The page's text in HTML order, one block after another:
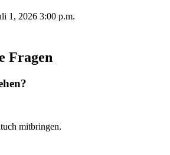
1, 2026 3:00 p.m.
Fragen
mitbringen.